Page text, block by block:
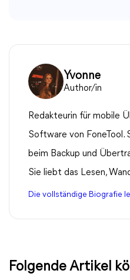
Yvonne
Author/in
Redakteurin für mobile
Software von FoneTool.
beim Backup und
Sie liebt das Lesen,
Die vollständige Biografie
Folgende Artikel